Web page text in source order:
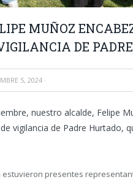
MUÑOZ
DE
5, 2024 ·
nuestro alcalde, Felipe
vigilancia de Padre Hurtado,
estuvieron presentes